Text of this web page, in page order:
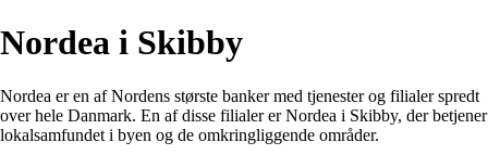
Nordea i Skibby
Nordea er en af Nordens største banker med tjenester og filialer spredt
over hele Danmark. En af disse filialer er Nordea i Skibby, der betjener
lokalsamfundet i byen og de omkringliggende områder.